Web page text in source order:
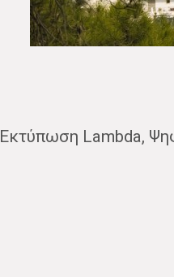
Εκτύπωση Lambda,